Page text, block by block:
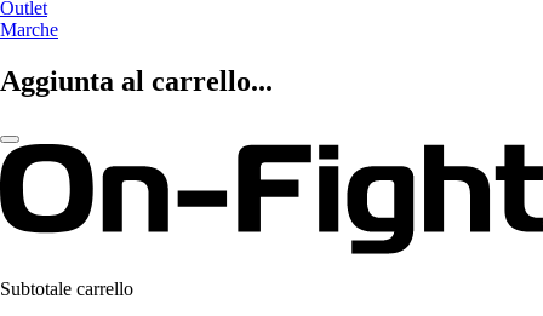
Outlet
Marche
Aggiunta al carrello...
Subtotale carrello